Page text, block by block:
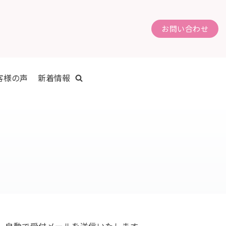
お問い合わせ
様の声 新着情報